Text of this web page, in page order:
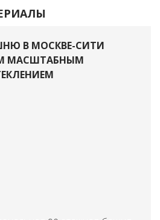
В МОСКВЕ-СИТИ
МАСШТАБНЫМ